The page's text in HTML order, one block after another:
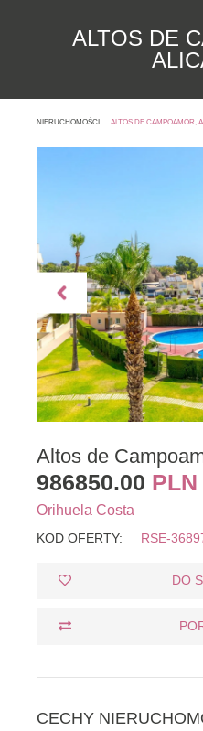
ALTOS DE
NIERUCHOMOŚCI ALTOS DE CAMPOAMOR,
Altos de
986850.00 PLN
Orihuela Costa
KOD OFERTY: RSE-
DO
CECHY